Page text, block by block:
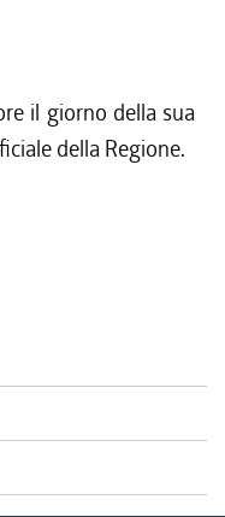
il giorno della sua
della Regione.